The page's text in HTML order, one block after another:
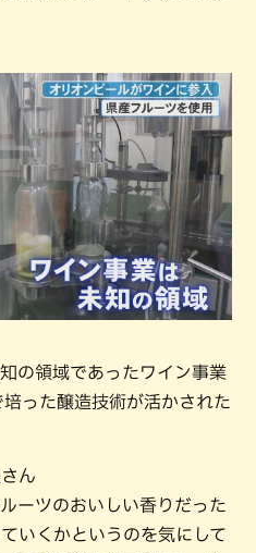
の領域であったワイン事業
った醸造技術が活かされた
ん
ーツのおいしい香りだった
いくかというのを気にして